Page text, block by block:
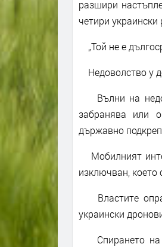
разшири
четири украински
„Той не е
Недоволство у
Вълни на
забранява или
държавно
Мобилният
изключван, което
Властите
украински
Спирането на